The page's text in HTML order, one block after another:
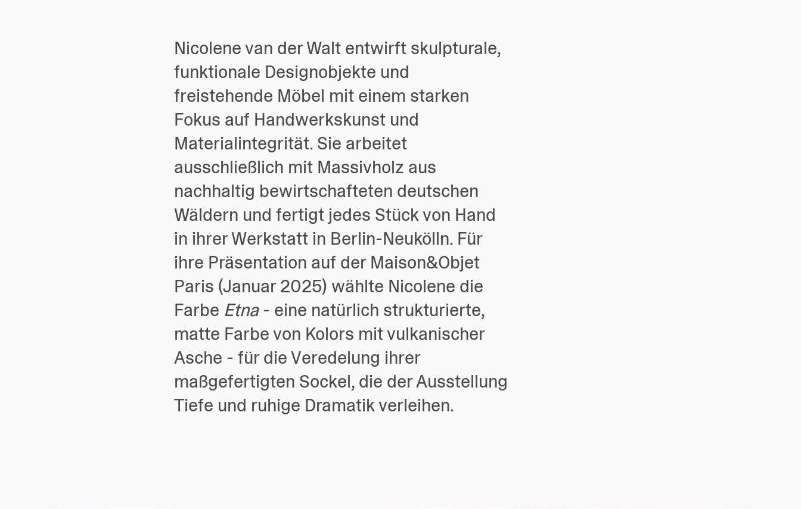
Nicolene van der Walt entwirft skulpturale,
funktionale Designobjekte und
freistehende Möbel mit einem starken
Fokus auf Handwerkskunst und
Materialintegrität. Sie arbeitet
ausschließlich mit Massivholz aus
nachhaltig bewirtschafteten deutschen
Wäldern und fertigt jedes Stück von Hand
in ihrer Werkstatt in Berlin-Neukölln. Für
ihre Präsentation auf der Maison&Objet
Paris (Januar 2025) wählte Nicolene die
Farbe Etna- eine natürlich strukturierte,
matte Farbe von Kolors mit vulkanischer
Asche - für die Veredelung ihrer
maßgefertigten Sockel, die der Ausstellung
Tiefe und ruhige Dramatik verleihen.